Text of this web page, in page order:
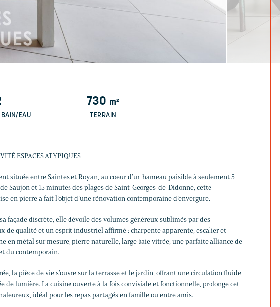
BAIN/EAU
730 m²
TERRAIN
ESPACES ATYPIQUES
située entre Saintes et Royan, au coeur d’un hameau paisible à seulement 5
Saujon et 15 minutes des plages de Saint-Georges-de-Didonne, cette
en pierre a fait l’objet d’une rénovation contemporaine d’envergure.
façade discrète, elle dévoile des volumes généreux sublimés par des
de qualité et un esprit industriel affirmé : charpente apparente, escalier et
en métal sur mesure, pierre naturelle, large baie vitrée, une parfaite alliance de
du contemporain.
la pièce de vie s’ouvre sur la terrasse et le jardin, offrant une circulation fluide
de lumière. La cuisine ouverte à la fois conviviale et fonctionnelle, prolonge cet
idéal pour les repas partagés en famille ou entre amis.